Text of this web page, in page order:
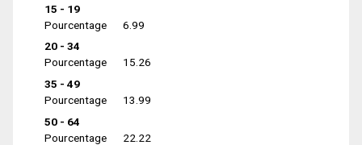
15 - 19
Pourcentage
6.99
20 - 34
Pourcentage
15.26
35 - 49
Pourcentage
13.99
50 - 64
Pourcentage
22.22